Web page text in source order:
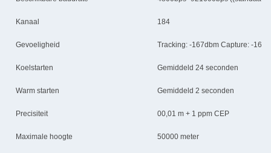
Kanaal 184
Gevoeligheid Tracking: -167dbm Capture: -
Koelstarten Gemiddeld 24 seconden
Warm starten Gemiddeld 2 seconden
Precisiteit 00,01 m + 1 ppm CEP
Maximale hoogte 50000 meter